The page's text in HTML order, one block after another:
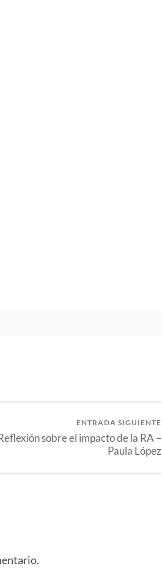
ENTRADA SIGUIENTE
sobre el impacto de la RA –
Paula López